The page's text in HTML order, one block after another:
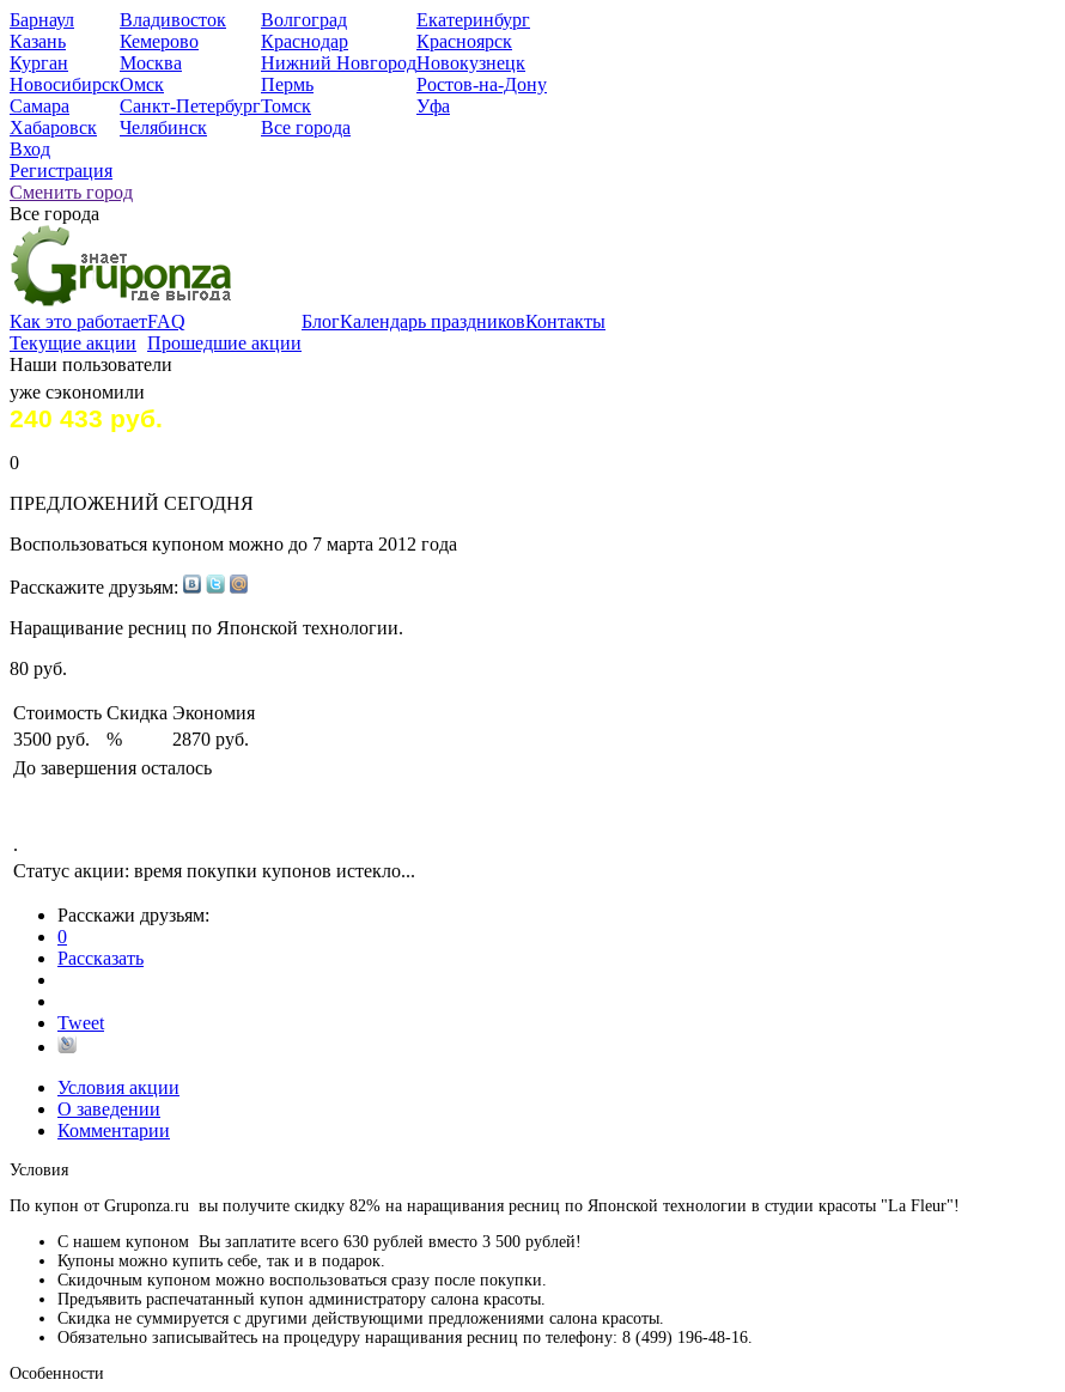
Барнаул Владивосток Волгоград
Екатеринбург
Казань
Кемерово Краснодар
Красноярск
Курган
Москва Нижний НовгородНовокузнецк
НовосибирскОмск Пермь
Ростов-на-Дону
Самара
Санкт-ПетербургТомск
Уфа
Хабаровск
Челябинск
Все города
Вход
Регистрация
Сменить город
Все города
Как это работаетFAQ БлогКалендарь праздниковКонтакты
Текущие акции Прошедшие акции
Наши пользователи
уже сэкoномили
240 433 руб.
0
ПРЕДЛОЖЕНИЙ СЕГОДНЯ
Воспользоваться купоном можно до 7 марта 2012 года
Расскажите друзьям:
Наращивание ресниц по Японской технологии.
80 руб.
Стоимость Скидка Экономия
3500 руб.
%
2870 руб.
До завершения осталось
.
Статус акции: время покупки купонов истекло...
Расскажи друзьям:
0
Рассказать
Tweet
Условия акции
О заведении
Комментарии
Условия
По купон от Gruponza.ru вы получите скидку 82% на наращивания ресниц по Японской технологии в студии красоты "La Fleur"!
С нашем купоном Вы заплатите всего 630 рублей вместо 3 500 рублей!
Купоны можно купить себе, так и в подарок.
Скидочным купоном можно воспользоваться сразу после покупки.
Предъявить распечатанный купон администратору салона красоты.
Скидка не суммируется с другими действующими предложениями салона красоты.
Обязательно записывайтесь на процедуру наращивания ресниц по телефону: 8 (499) 196-48-16.
Особенности